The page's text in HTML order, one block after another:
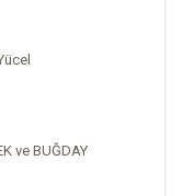
ve BUĞDAY